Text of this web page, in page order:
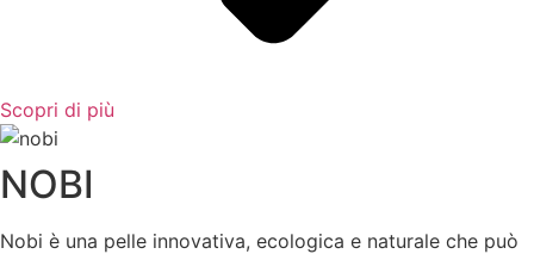
Scopri di più
NOBI
Nobi è una pelle innovativa, ecologica e naturale che può